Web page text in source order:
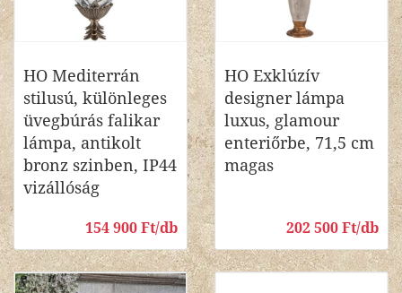
HO Mediterrán
stilusú, különleges
üvegbúrás falikar
lámpa, antikolt
bronz szinben, IP44
vizállóság
154 900 Ft/db
HO Exklúzív
designer lámpa
luxus, glamour
enteriőrbe, 71,5 cm
magas
202 500 Ft/db